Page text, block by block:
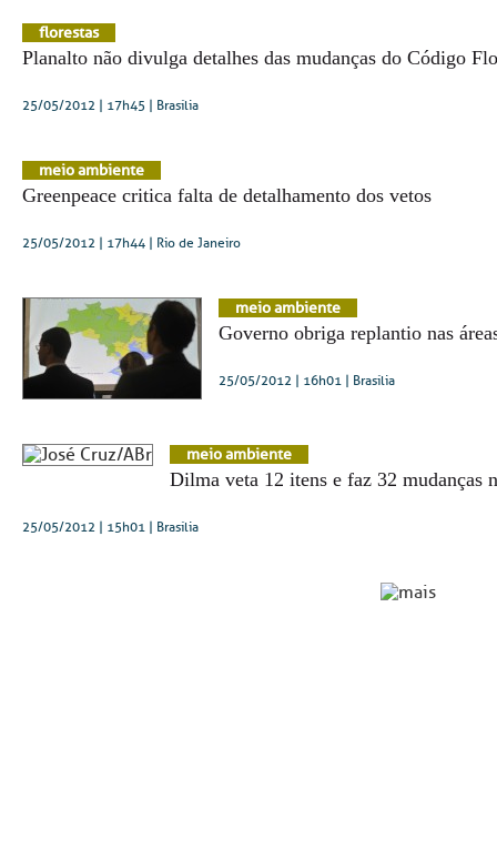
florestas
Planalto não divulga detalhes das mudanças do Código
25/05/2012 | 17h45 | Brasília
meio ambiente
Greenpeace critica falta de detalhamento dos vetos
25/05/2012 | 17h44 | Rio de Janeiro
meio ambiente
Governo obriga replantio nas
25/05/2012 | 16h01 | Brasília
meio ambiente
Dilma veta 12 itens e faz 32 mudanças
25/05/2012 | 15h01 | Brasília